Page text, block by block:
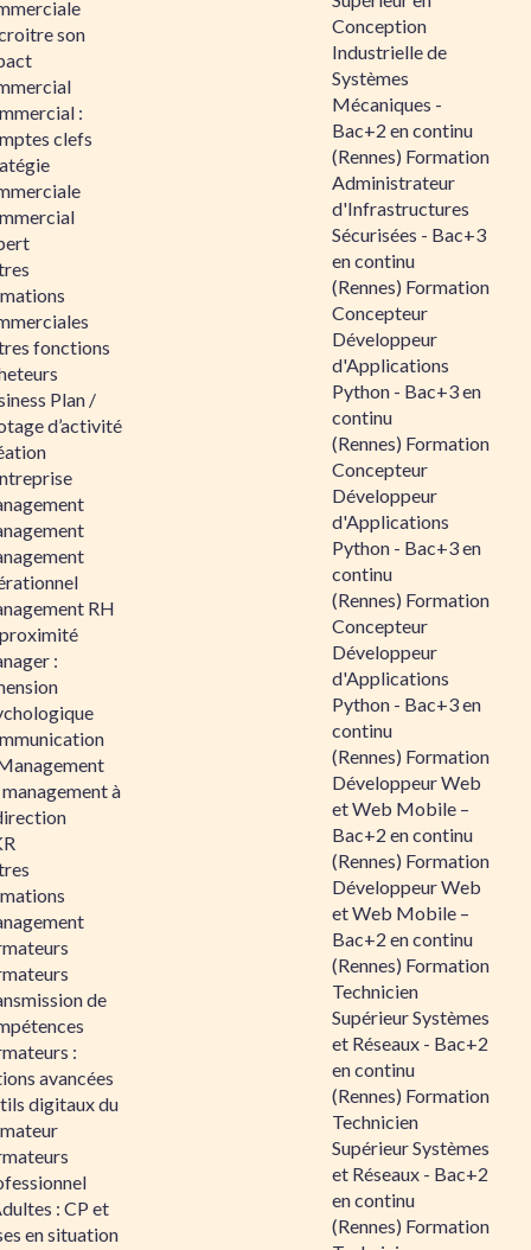
son
:
clefs
fonctions
Plan /
d’activité
RH
:
à
de
:
avancées
digitaux du
: CP et
en situation
Conception
Industrielle de
Systèmes
Mécaniques -
Bac+2 en continu
(Rennes) Formation
Administrateur
d'Infrastructures
Sécurisées - Bac+3
en continu
(Rennes) Formation
Concepteur
Développeur
d'Applications
Python - Bac+3 en
continu
(Rennes) Formation
Concepteur
Développeur
d'Applications
Python - Bac+3 en
continu
(Rennes) Formation
Concepteur
Développeur
d'Applications
Python - Bac+3 en
continu
(Rennes) Formation
Développeur Web
et Web Mobile –
Bac+2 en continu
(Rennes) Formation
Développeur Web
et Web Mobile –
Bac+2 en continu
(Rennes) Formation
Technicien
Supérieur Systèmes
et Réseaux - Bac+2
en continu
(Rennes) Formation
Technicien
Supérieur Systèmes
et Réseaux - Bac+2
en continu
(Rennes) Formation